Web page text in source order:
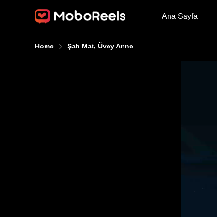
Ana Sayfa
Home Şah Mat, Üvey Anne